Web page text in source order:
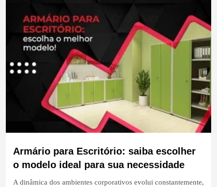
Armário para Escritório: saiba escolher
o modelo ideal para sua necessidade
A dinâmica dos ambientes corporativos evolui constantemente,